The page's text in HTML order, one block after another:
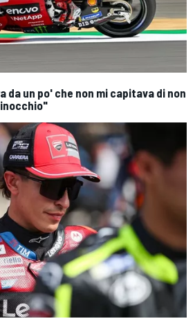
da un po' che non mi capitava di non